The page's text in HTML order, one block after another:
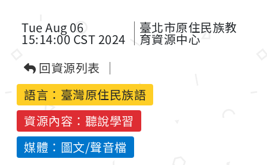
Tue Aug 06
15:14:00 CST 2024
臺北市原住民族教
育資源中心
回資源列表
語言： 臺灣原住民族語
資源內容：聽說學習
媒體：圖文/聲音檔